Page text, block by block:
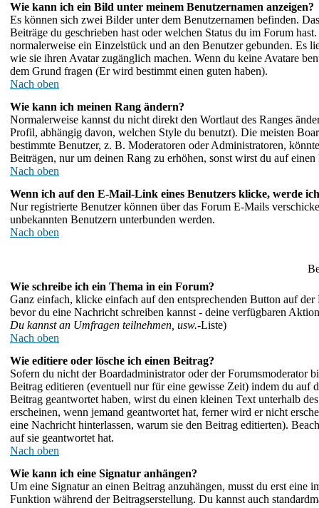
Wie kann ich ein Bild unter meinem Benutzernamen anzeigen?
Es können sich zwei Bilder unter dem Benutzernamen befinden.
Beiträge du geschrieben hast oder welchen Status du im Forum
normalerweise ein Einzelstück und an den Benutzer gebunden. Es
wie sie ihren Avatar zugänglich machen. Wenn du keine Avatare
dem Grund fragen (Er wird bestimmt einen guten haben).
Nach oben
Wie kann ich meinen Rang ändern?
Normalerweise kannst du nicht direkt den Wortlaut des Ranges
Profil, abhängig davon, welchen Style du benutzt). Die meisten
bestimmte Benutzer, z. B. Moderatoren oder Administratoren,
Beiträgen, nur um deinen Rang zu erhöhen, sonst wirst du auf
Nach oben
Wenn ich auf den E-Mail-Link eines Benutzers klicke, werde
Nur registrierte Benutzer können über das Forum E-Mails
unbekannten Benutzern unterbunden werden.
Nach oben
Wie schreibe ich ein Thema in ein Forum?
Ganz einfach, klicke einfach auf den entsprechenden Button auf
bevor du eine Nachricht schreiben kannst - deine verfügbaren
Du kannst an Umfragen teilnehmen, usw.-Liste)
Nach oben
Wie editiere oder lösche ich einen Beitrag?
Sofern du nicht der Boardadministrator oder der Forumsmoderator
Beitrag editieren (eventuell nur für eine gewisse Zeit) indem du auf
Beitrag geantwortet haben, wirst du einen kleinen Text unterhalb
erscheinen, wenn jemand geantwortet hat, ferner wird er nicht
eine Nachricht hinterlassen, warum sie den Beitrag editierten).
auf sie geantwortet hat.
Nach oben
Wie kann ich eine Signatur anhängen?
Um eine Signatur an einen Beitrag anzuhängen, musst du erst
Funktion während der Beitragserstellung. Du kannst auch